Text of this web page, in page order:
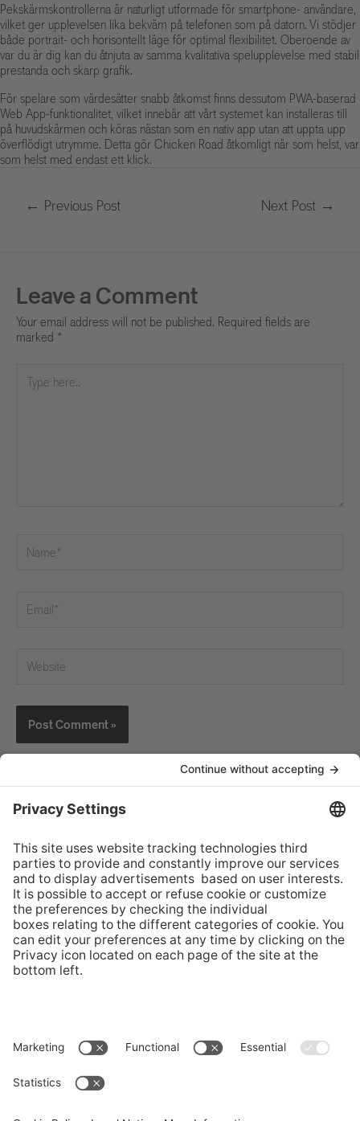
Pekskärmskontrollerna är naturligt utformade för smartphone- användare,
vilket ger upplevelsen lika bekväm på telefonen som på datorn. Vi stödjer
både portrait- och horisontellt läge för optimal flexibilitet. Oberoende av
var du är dig kan du åtnjuta av samma kvalitativa spelupplevelse med stabil
prestanda och skarp grafik.
För spelare som värdesätter snabb åtkomst finns dessutom PWA-baserad
Web App-funktionalitet, vilket innebär att vårt systemet kan installeras till
på huvudskärmen och köras nästan som en nativ app utan att uppta upp
överflödigt utrymme. Detta gör Chicken Road åtkomligt när som helst, var
som helst med endast ett klick.
← Previous Post Next Post →
Leave a Comment
Your email address will not be published. Required fields are
marked *
Summer Summit
Via Buffi 13
6900 Lugano, Svizzera
tel +41 58 666 4950
MEM@usi.ch
Follow us